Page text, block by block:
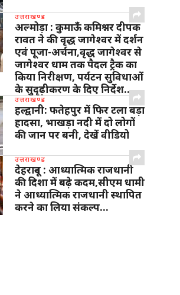
उत्तराखण्ड
अल्मोड़ा : कुमाऊँ कमिश्नर दीपक
रावत ने की वृद्ध जागेश्वर में दर्शन
एवं पूजा-अर्चना,वृद्ध जागेश्वर से
जागेश्वर धाम तक पैदल ट्रैक का
किया निरीक्षण, पर्यटन सुविधाओं
के सुदृढ़ीकरण के दिए निर्देश…
उत्तराखण्ड
हल्द्वानी: फतेहपुर में फिर टला बड़ा
हादसा, भाखड़ा नदी में दो लोगों
की जान पर बनी, देखें वीडियो
उत्तराखण्ड
देहरादून : आध्यात्मिक राजधानी
की दिशा में बढ़े कदम,सीएम धामी
ने आध्यात्मिक राजधानी स्थापित
करने का लिया संकल्प…